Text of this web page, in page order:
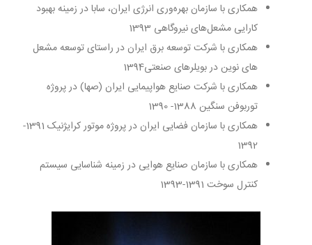
همکاری با سازمان بهره‌وری انرژی ایران، سابا در زمینه بهبود
کارایی مشعل‌های نیروگاهی 1393
همکاری با شرکت توسعه برق ایران در راستای توسعه مشعل­‌
های نوین در بویلرهای صنعتی1394
همکاری با شرکت صنایع هواپیمایی ایران (صها) در پروژه
توربوفن سنگین 1388- 1390
همکاری با سازمان فضایی ایران در پروژه موتور کرایژنیک 1391-
1392
همکاری با سازمان صنایع هوایی در زمینه شناسایی سیستم
کنترل سوخت 1391-1393